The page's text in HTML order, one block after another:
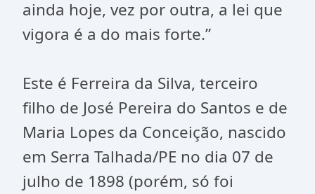
ainda hoje, vez por outra, a lei que
vigora é a do mais forte.”
Este é Ferreira da Silva, terceiro
filho de José Pereira do Santos e de
Maria Lopes da Conceição, nascido
em Serra Talhada/PE no dia 07 de
julho de 1898 (porém, só foi